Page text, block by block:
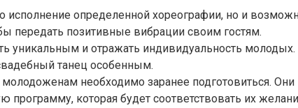
исполнение определенной хореографии, но и
передать позитивные вибрации своим гостям.
и отражать индивидуальность молодых.
танец особенным.
необходимо заранее подготовиться.
программу, которая будет соответствовать их